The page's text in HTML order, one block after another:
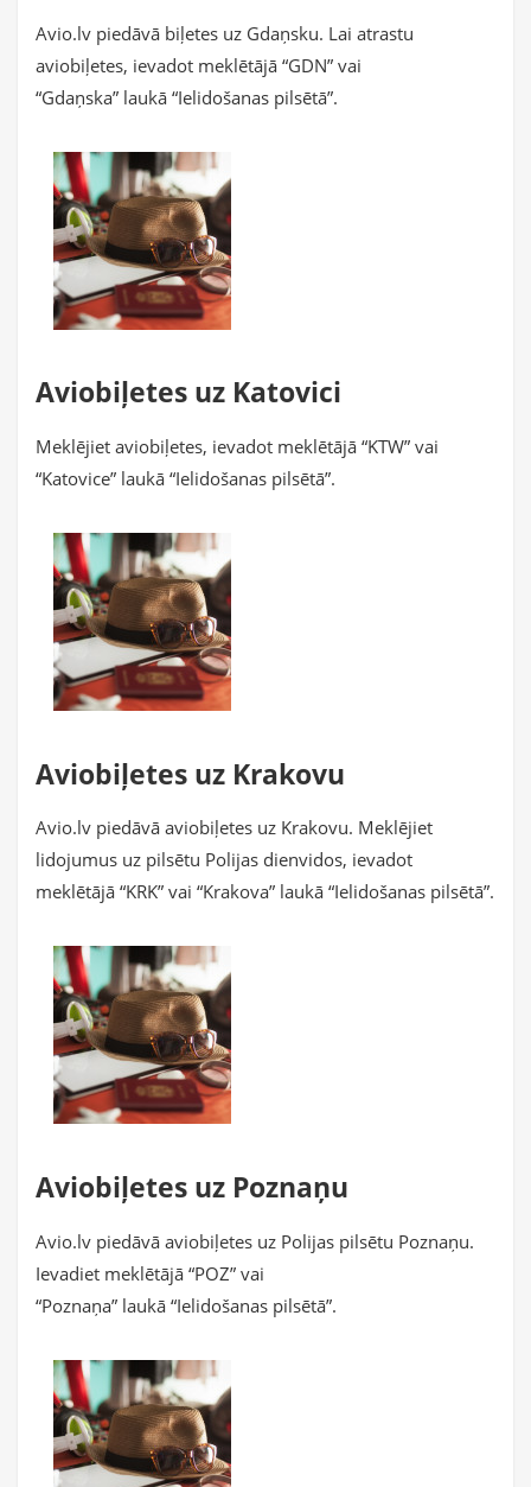
Avio.lv piedāvā biļetes uz Gdaņsku. Lai atrastu
aviobiļetes, ievadot meklētājā “GDN” vai
“Gdaņska” laukā “Ielidošanas pilsētā”.
Aviobiļetes uz Katovici
Meklējiet aviobiļetes, ievadot meklētājā “KTW” vai
“Katovice” laukā “Ielidošanas pilsētā”.
Aviobiļetes uz Krakovu
Avio.lv piedāvā aviobiļetes uz Krakovu. Meklējiet
lidojumus uz pilsētu Polijas dienvidos, ievadot
meklētājā “KRK” vai “Krakova” laukā “Ielidošanas pilsētā”.
Aviobiļetes uz Poznaņu
Avio.lv piedāvā aviobiļetes uz Polijas pilsētu Poznaņu.
Ievadiet meklētājā “POZ” vai
“Poznaņa” laukā “Ielidošanas pilsētā”.